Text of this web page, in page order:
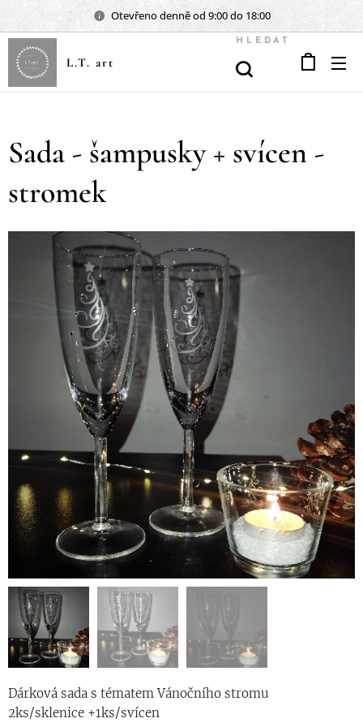
Otevřeno denně od 9:00 do 18:00
L.T. art
HLEDAT
Sada - šampusky + svícen -
stromek
Dárková sada s tématem Vánočního stromu
2ks/sklenice +1ks/svícen